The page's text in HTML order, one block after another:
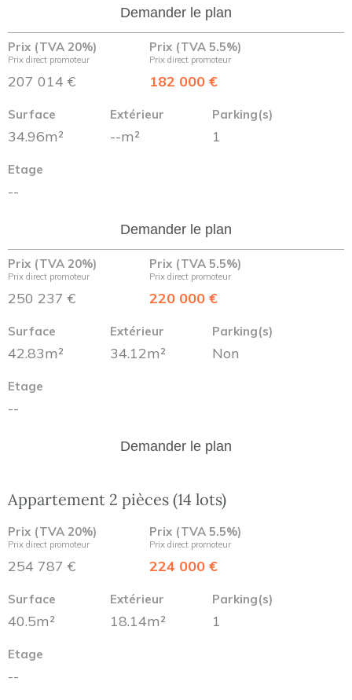
Demander le plan
Prix (TVA 20%)
Prix direct promoteur
207 014 €
Prix (TVA 5.5%)
Prix direct promoteur
182 000 €
Surface
34.96m²
Extérieur
--m²
Parking(s)
1
Etage
--
Demander le plan
Prix (TVA 20%)
Prix direct promoteur
250 237 €
Prix (TVA 5.5%)
Prix direct promoteur
220 000 €
Surface
42.83m²
Extérieur
34.12m²
Parking(s)
Non
Etage
--
Demander le plan
Appartement 2 pièces (14 lots)
Prix (TVA 20%)
Prix direct promoteur
254 787 €
Prix (TVA 5.5%)
Prix direct promoteur
224 000 €
Surface
40.5m²
Extérieur
18.14m²
Parking(s)
1
Etage
--